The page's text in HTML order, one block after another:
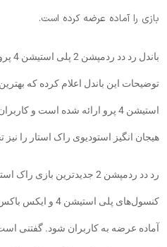
بازی را آماده عرضه کرده است.
توضیحات این باندل اعلام کرده که
استیشن 4 پرو ارائه شده است و
هیجان انگیز استودیوی راک استار را نیز
رد دد ردمپشن 2